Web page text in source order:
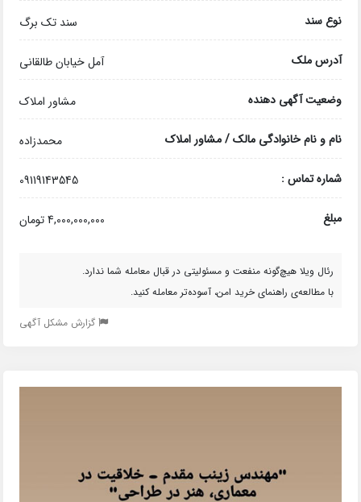
نوع سند سند تک برگ
آدرس ملک آمل خیابان طالقانی
وضعیت آگهی دهنده مشاور املاک
نام و نام خانوادگی مالک / مشاور املاک محمدزاده
شماره تماس : 09119143545
مبلغ 4,000,000,000 تومان
رئال ویلا هیچ‌گونه منفعت و مسئولیتی در قبال معامله شما ندارد.
با مطالعه‌ی راهنمای خرید امن، آسوده‌تر معامله کنید.
گزارش مشکل آگهی